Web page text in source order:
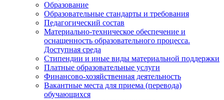
Образование
Образовательные стандарты и требования
Педагогический состав
Материально-техническое обеспечение и
оснащенность образовательного процесса.
Доступная среда
Стипендии и иные виды материальной поддержки
Платные образовательные услуги
Финансово-хозяйственная деятельность
Вакантные места для приема (перевода)
обучающихся